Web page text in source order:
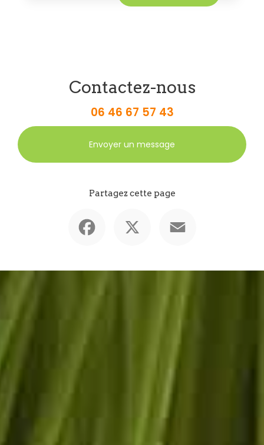
Contactez-nous
06 46 67 57 43
Envoyer un message
Partagez cette page